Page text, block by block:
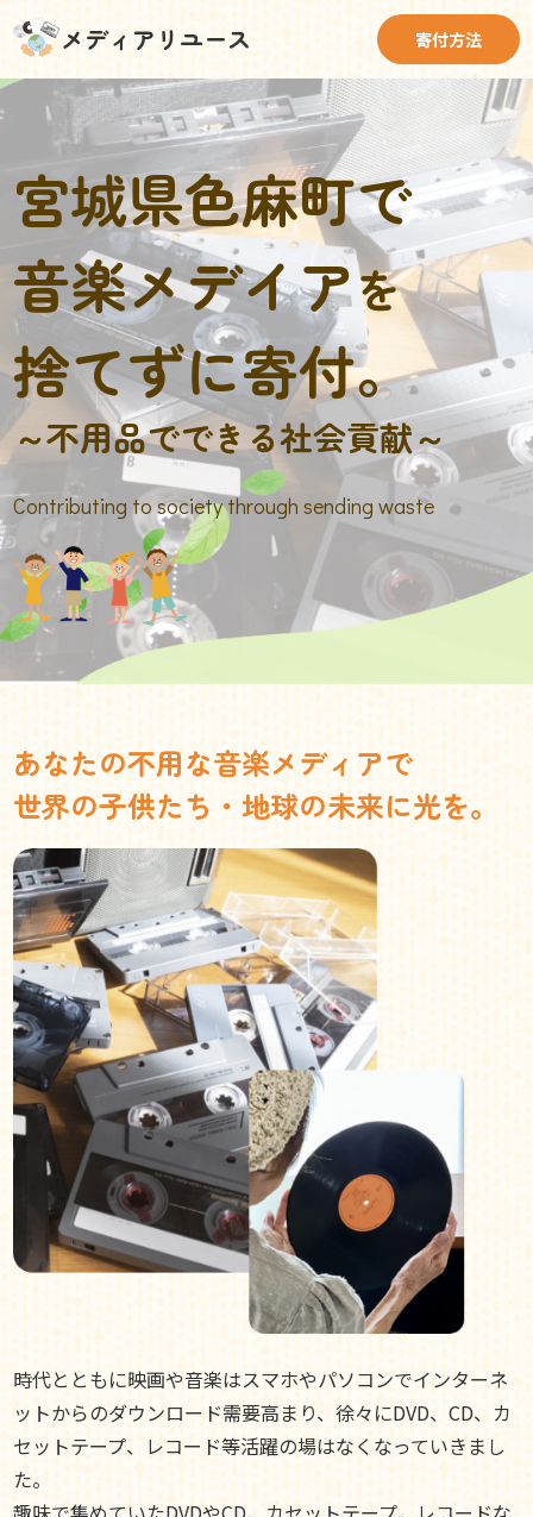
メディアリユース 寄付方法
宮城県色麻町で
音楽メデイアを
捨てずに寄付。
～不用品でできる社会貢献～
Contributing to society through sending waste
あなたの不用な音楽メディアで
世界の子供たち・地球の未来に光を。
時代とともに映画や音楽はスマホやパソコンでインターネ
ットからのダウンロード需要高まり、徐々にDVD、CD、カ
セットテープ、レコード等活躍の場はなくなっていきまし
た。